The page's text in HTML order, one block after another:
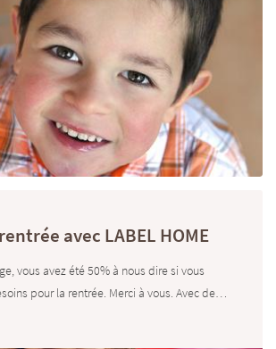
avec LABEL HOME
vous avez été 50% à nous dire si vous
pour la rentrée. Merci à vous. Avec de
depuis quelques semaines, nous préparons
et les disponibilités de nos
sont très pris car vous êtes très nombreux à nous
que quelques créneaux. Merci à vous.